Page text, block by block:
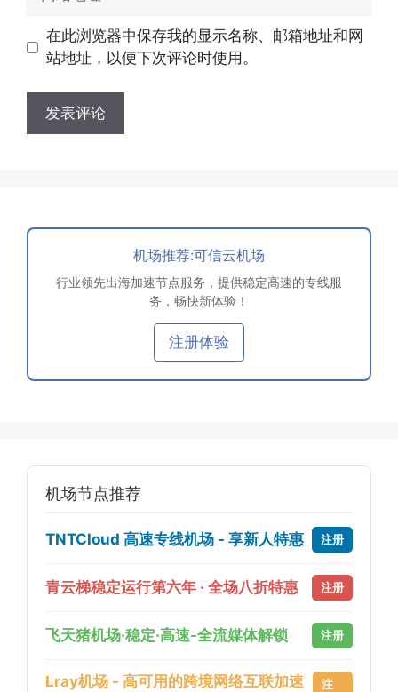
址
址
在此浏览器中保存我的显示名称、邮箱地址和网
站地址，以便下次评论时使用。
机场推荐:可信云机场
行业领先出海加速节点服务，提供稳定高速的专线服
务，畅快新体验！
注册体验
机场节点推荐
TNTCloud 高速专线机场 - 享新人特惠 注册
青云梯稳定运行第六年 · 全场八折特惠 注册
飞天猪机场·稳定·高速-全流媒体解锁 注册
Lray机场 - 高可用的跨境网络互联加速
注